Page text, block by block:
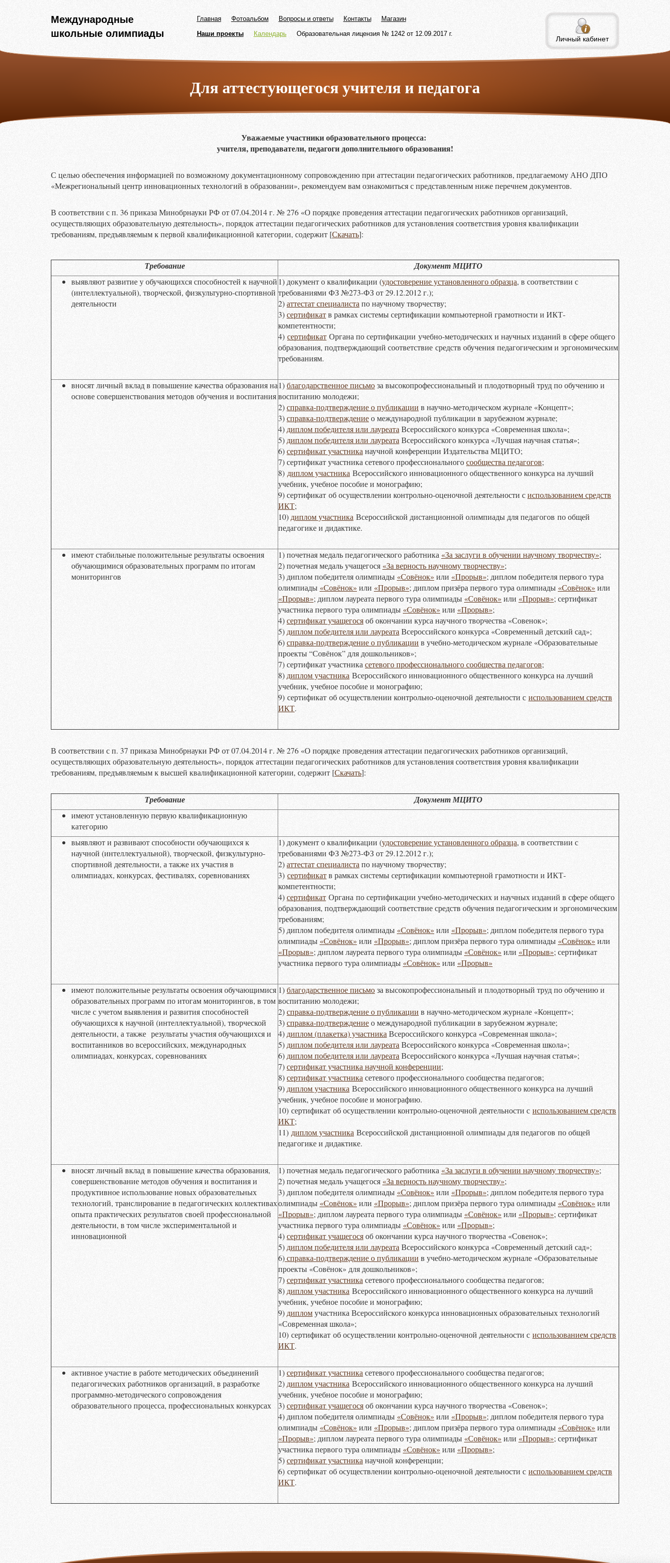
Международные
школьные олимпиады
Личный кабинет
Главная Фотоальбом Вопросы и ответы Контакты
Магазин
Наши проекты
Календарь Образовательная лицензия № 1242 от 12.09.2017 г.
Для аттестующегося учителя и педагога
Уважаемые участники образовательного процесса:
учителя, преподаватели, педагоги дополнительного образования!
С целью обеспечения информацией по возможному документационному сопровождению при аттестации педагогических работников, предлагаемому АНО ДПО
«Межрегиональный центр инновационных технологий в образовании», рекомендуем вам ознакомиться с представленным ниже перечнем документов.
В соответствии с п. 36 приказа Минобрнауки РФ от 07.04.2014 г. № 276 «О порядке проведения аттестации педагогических работников организаций,
осуществляющих образовательную деятельность», порядок аттестации педагогических работников для установления соответствия уровня квалификации
требованиям, предъявляемым к первой квалификационной категории, содержит [Скачать]:
Требование Документ МЦИТО
выявляют развитие у обучающихся способностей к научной
(интеллектуальной), творческой, физкультурно-спортивной
деятельности
1) документ о квалификации (удостоверение установленного образца, в соответствии с
требованиями ФЗ №273-ФЗ от 29.12.2012 г.);
2)аттестат специалиста по научному творчеству;
3)сертификатв рамках системы сертификации компьютерной грамотности и ИКТ-
компетентности;
4) сертификат Органа по сертификации учебно-методических и научных изданий в сфере общего
образования, подтверждающий соответствие средств обучения педагогическим и эргономическим
требованиям.
вносят личный вклад в повышение качества образования на
основе совершенствования методов обучения и воспитания
1)благодарственное письмоза высокопрофессиональный и плодотворный труд по обучению и
воспитанию молодежи;
2)справка-подтверждение о публикациив научно-методическом журнале «Концепт»;
3)справка-подтверждениео международной публикации в зарубежном журнале;
4) диплом победителя или лауреата Всероссийского конкурса «Современная школа»;
5) диплом победителя или лауреата Всероссийского конкурса «Лучшая научная статья»;
6)сертификат участника научной конференции Издательства МЦИТО;
7) сертификат участника сетевого профессиональногосообщества педагогов;
8) диплом участника Всероссийского инновационного общественного конкурса на лучший
учебник, учебное пособие и монографию;
9) сертификат об осуществлении контрольно-оценочной деятельности сиспользованием средств
ИКТ;
10) диплом участника Всероссийской дистанционной олимпиады для педагогов по общей
педагогике и дидактике.
имеют стабильные положительные результаты освоения
обучающимися образовательных программ по итогам
мониторингов
1) почетная медаль педагогического работника «За заслуги в обучении научному творчеству»;
2) почетная медаль учащегося «За верность научному творчеству»;
3) диплом победителя олимпиады «Совёнок» или «Прорыв»; диплом победителя первого тура
олимпиады «Совёнок» или «Прорыв»; диплом призёра первого тура олимпиады «Совёнок» или
«Прорыв»; диплом лауреата первого тура олимпиады «Совёнок» или «Прорыв»; сертификат
участника первого тура олимпиады «Совёнок» или «Прорыв»;
4)сертификат учащегосяоб окончании курса научного творчества «Совенок»;
5) диплом победителя или лауреата Всероссийского конкурса «Современный детский сад»;
6)справка-подтверждение о публикации в учебно-методическом журнале «Образовательные
проекты “Совёнок” для дошкольников»;
7) сертификат участника сетевого профессионального сообщества педагогов;
8) диплом участника Всероссийского инновационного общественного конкурса на лучший
учебник, учебное пособие и монографию;
9) сертификат об осуществлении контрольно-оценочной деятельности с использованием средств
ИКТ.
В соответствии с п. 37 приказа Минобрнауки РФ от 07.04.2014 г. № 276 «О порядке проведения аттестации педагогических работников организаций,
осуществляющих образовательную деятельность», порядок аттестации педагогических работников для установления соответствия уровня квалификации
требованиям, предъявляемым к высшей квалификационной категории, содержит [Скачать]:
Требование Документ МЦИТО
имеют установленную первую квалификационную
категорию
выявляют и развивают способности обучающихся к
научной (интеллектуальной), творческой, физкультурно-
спортивной деятельности, а также их участия в
олимпиадах, конкурсах, фестивалях, соревнованиях
1) документ о квалификации (удостоверение установленного образца, в соответствии с
требованиями ФЗ №273-ФЗ от 29.12.2012 г.);
2)аттестат специалиста по научному творчеству;
3) сертификатв рамках системы сертификации компьютерной грамотности и ИКТ-
компетентности;
4)сертификат Органа по сертификации учебно-методических и научных изданий в сфере общего
образования, подтверждающий соответствие средств обучения педагогическим и эргономическим
требованиям;
5) диплом победителя олимпиады «Совёнок» или «Прорыв»; диплом победителя первого тура
олимпиады «Совёнок» или «Прорыв»; диплом призёра первого тура олимпиады «Совёнок» или
«Прорыв»; диплом лауреата первого тура олимпиады «Совёнок» или «Прорыв»; сертификат
участника первого тура олимпиады «Совёнок» или «Прорыв»
имеют положительные результаты освоения обучающимися
образовательных программ по итогам мониторингов, в том
числе с учетом выявления и развития способностей
обучающихся к научной (интеллектуальной), творческой
деятельности, а также результаты участия обучающихся и
воспитанников во всероссийских, международных
олимпиадах, конкурсах, соревнованиях
1)благодарственное письмоза высокопрофессиональный и плодотворный труд по обучению и
воспитанию молодежи;
2)справка-подтверждение о публикации в научно-методическом журнале «Концепт»;
3)справка-подтверждениео международной публикации в зарубежном журнале;
4) диплом (плакетка) участника Всероссийского конкурса «Современная школа»;
5) диплом победителя или лауреата Всероссийского конкурса «Современная школа»;
6) диплом победителя или лауреата Всероссийского конкурса «Лучшая научная статья»;
7)сертификат участника научной конференции;
8)сертификат участника сетевого профессионального сообщества педагогов;
9) диплом участника Всероссийского инновационного общественного конкурса на лучший
учебник, учебное пособие и монографию.
10) сертификат об осуществлении контрольно-оценочной деятельности с использованием средств
ИКТ;
11) диплом участника Всероссийской дистанционной олимпиады для педагогов по общей
педагогике и дидактике.
вносят личный вклад в повышение качества образования,
совершенствование методов обучения и воспитания и
продуктивное использование новых образовательных
технологий, транслирование в педагогических коллективах
опыта практических результатов своей профессиональной
деятельности, в том числе экспериментальной и
инновационной
1) почетная медаль педагогического работника «За заслуги в обучении научному творчеству»;
2) почетная медаль учащегося «За верность научному творчеству»;
3) диплом победителя олимпиады «Совёнок»или «Прорыв»; диплом победителя первого тура
олимпиады «Совёнок» или «Прорыв»; диплом призёра первого тура олимпиады «Совёнок» или
«Прорыв»; диплом лауреата первого тура олимпиады «Совёнок»или «Прорыв»; сертификат
участника первого тура олимпиады «Совёнок» или «Прорыв»;
4)сертификат учащегосяоб окончании курса научного творчества «Совенок»;
5) диплом победителя или лауреата Всероссийского конкурса «Современный детский сад»;
6)справка-подтверждение о публикациив учебно-методическом журнале «Образовательные
проекты «Совёнок» для дошкольников»;
7)сертификат участника сетевого профессионального сообщества педагогов;
8) диплом участника Всероссийского инновационного общественного конкурса на лучший
учебник, учебное пособие и монографию;
9) дипломучастника Всероссийского конкурса инновационных образовательных технологий
«Современная школа»;
10) сертификат об осуществлении контрольно-оценочной деятельности с использованием средств
ИКТ.
активное участие в работе методических объединений
педагогических работников организаций, в разработке
программно-методического сопровождения
образовательного процесса, профессиональных конкурсах
1)сертификат участника сетевого профессионального сообщества педагогов;
2) диплом участника Всероссийского инновационного общественного конкурса на лучший
учебник, учебное пособие и монографию;
3)сертификат учащегосяоб окончании курса научного творчества «Совенок»;
4) диплом победителя олимпиады «Совёнок» или «Прорыв»; диплом победителя первого тура
олимпиады «Совёнок» или «Прорыв»; диплом призёра первого тура олимпиады «Совёнок» или
«Прорыв»; диплом лауреата первого тура олимпиады «Совёнок» или «Прорыв»; сертификат
участника первого тура олимпиады «Совёнок» или «Прорыв»;
5)сертификат участника научной конференции;
6) сертификат об осуществлении контрольно-оценочной деятельности с использованием средств
ИКТ.